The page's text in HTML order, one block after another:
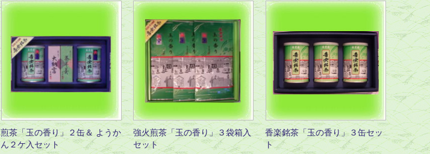
煎茶「玉の香り」２缶＆ ようか
ん２ケ入セット
強火煎茶「玉の香り」３袋箱入
セット
香楽銘茶「玉の香り」３缶セッ
ト